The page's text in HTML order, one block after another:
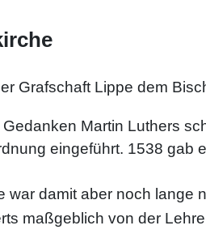
Grafschaft Lippe dem
Martin Luthers
eingeführt. 1538 gab
damit aber noch lange
maßgeblich von der Lehre